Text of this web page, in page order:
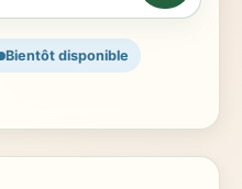
Bientôt disponible